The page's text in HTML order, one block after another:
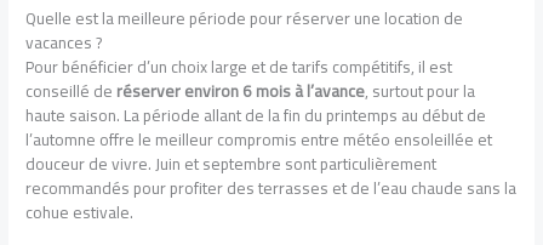
Quelle est la meilleure période pour réserver une location de
vacances ?
Pour bénéficier d’un choix large et de tarifs compétitifs, il est
conseillé deréserver environ 6 mois à l’avance, surtout pour la
haute saison. La période allant de la fin du printemps au début de
l’automne offre le meilleur compromis entre météo ensoleillée et
douceur de vivre. Juin et septembre sont particulièrement
recommandés pour profiter des terrasses et de l’eau chaude sans la
cohue estivale.